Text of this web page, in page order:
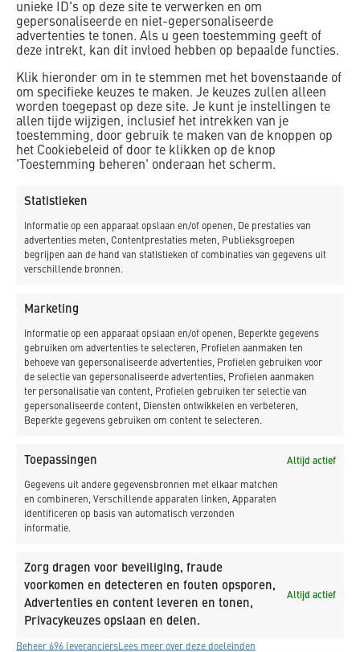
unieke ID's op deze site te verwerken en om
gepersonaliseerde en niet-gepersonaliseerde
advertenties te tonen. Als u geen toestemming geeft of
deze intrekt, kan dit invloed hebben op bepaalde functies.
Klik hieronder om in te stemmen met het bovenstaande of
om specifieke keuzes te maken. Je keuzes zullen alleen
worden toegepast op deze site. Je kunt je instellingen te
allen tijde wijzigen, inclusief het intrekken van je
toestemming, door gebruik te maken van de knoppen op
het Cookiebeleid of door te klikken op de knop
'Toestemming beheren' onderaan het scherm.
Statistieken
Informatie op een apparaat opslaan en/of openen, De prestaties van
advertenties meten, Contentprestaties meten, Publieksgroepen
begrijpen aan de hand van statistieken of combinaties van gegevens uit
verschillende bronnen.
Marketing
Informatie op een apparaat opslaan en/of openen, Beperkte gegevens
gebruiken om advertenties te selecteren, Profielen aanmaken ten
behoeve van gepersonaliseerde advertenties, Profielen gebruiken voor
de selectie van gepersonaliseerde advertenties, Profielen aanmaken
ter personalisatie van content, Profielen gebruiken ter selectie van
gepersonaliseerde content, Diensten ontwikkelen en verbeteren,
Beperkte gegevens gebruiken om content te selecteren.
Toepassingen Altijd actief
Gegevens uit andere gegevensbronnen met elkaar matchen
en combineren, Verschillende apparaten linken, Apparaten
identificeren op basis van automatisch verzonden
informatie.
Zorg dragen voor beveiliging, fraude
voorkomen en detecteren en fouten opsporen,
Advertenties en content leveren en tonen,
Privacykeuzes opslaan en delen.
Altijd actief
Beheer 696 leveranciers Lees meer over deze doeleinden
NIEUWSBRIEF
Ja, schrijf mij in op de nieuwsbrief van K_DEKKER.
Versturen